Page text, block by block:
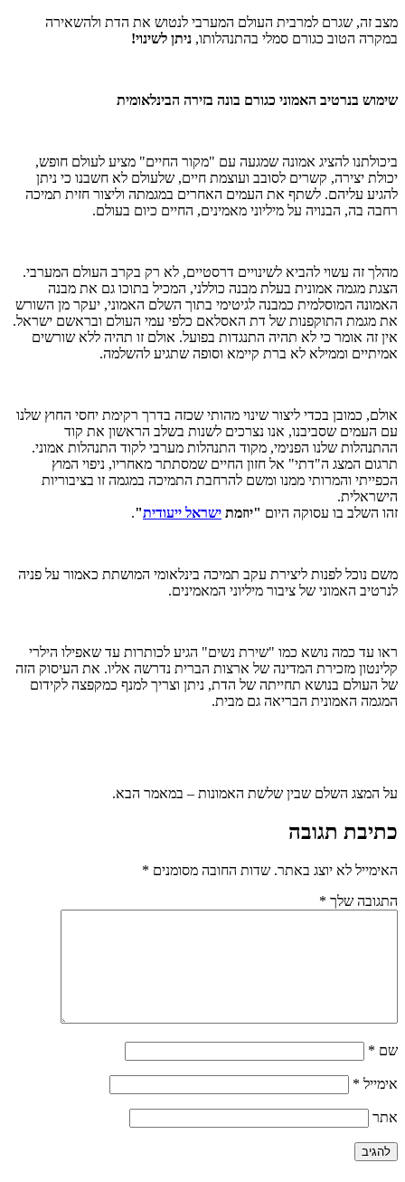
מצב זה, שגרם למרבית העולם המערבי לנטוש את הדת ולהשאירה
במקרה הטוב כגורם סמלי בהתנהלותו, ניתן לשינוי!
שימוש בנרטיב האמוני כגורם בונה בזירה הבינלאומית
ביכולתנו להציג אמונה שמגעה עם "מקור החיים" מציע לעולם חופש,
יכולת יצירה, קשרים לסובב ועוצמת חיים, שלעולם לא חשבנו כי ניתן
להגיע עליהם. לשתף את העמים האחרים במגמתה וליצור חזית תמיכה
רחבה בה, הבנויה על מיליוני מאמינים, החיים כיום בעולם.
מהלך זה עשוי להביא לשינויים דרסטיים, לא רק בקרב העולם המערבי.
הצגת מגמה אמונית בעלת מבנה כוללני, המכיל בתוכו גם את מבנה
האמונה המוסלמית כמבנה לגיטימי בתוך השלם האמוני, יעקר מן השורש
את מגמת התוקפנות של דת האסלאם כלפי עמי העולם ובראשם ישראל.
אין זה אומר כי לא תהיה התנגדות בפועל. אולם זו תהיה ללא שורשים
אמיתיים וממילא לא ברת קיימא וסופה שתגיע להשלמה.
אולם, כמובן בכדי ליצור שינוי מהותי שכזה בדרך רקימת יחסי החוץ שלנו
עם העמים שסביבנו, אנו נצרכים לשנות בשלב הראשון את קוד
ההתנהלות שלנו הפנימי, מקוד התנהלות מערבי לקוד התנהלות אמוני.
תרגום המצג ה"דתי" אל חזון החיים שמסתתר מאחריו, ניפוי המוץ
הכפייתי והמרותי ממנו ומשם להרחבת התמיכה במגמה זו בציבוריות
הישראלית.
זהו השלב בו עסוקה היום "יוזמת ישראל ייעודית"
.
משם נוכל לפנות ליצירת עקב תמיכה בינלאומי המושתת כאמור על פניה
לנרטיב האמוני של ציבור מיליוני המאמינים.
ראו עד כמה נושא כמו "שירת נשים" הגיע לכותרות עד שאפילו הילרי
קלינטון מזכירת המדינה של ארצות הברית נדרשה אליו. את העיסוק הזה
של העולם בנושא תחייתה של הדת, ניתן וצריך למנף כמקפצה לקידום
המגמה האמונית הבריאה גם מבית.
על המצג השלם שבין שלשת האמונות – במאמר הבא.
כתיבת תגובה
האימייל לא יוצג באתר. שדות החובה מסומנים *
התגובה שלך *
שם *
אימייל *
אתר